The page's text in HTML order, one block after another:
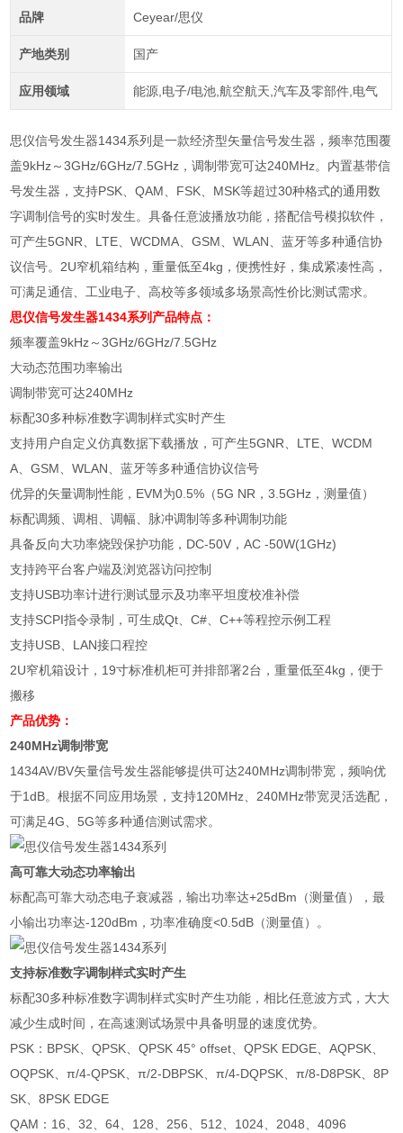
品牌 Ceyear/思仪
产地类别 国产
应用领域 能源,电子/电池,航空航天,汽车及零部件,电气
思仪信号发生器1434系列是一款经济型矢量信号发生器，频率范围覆
盖9kHz～3GHz/6GHz/7.5GHz，调制带宽可达240MHz。内置基带信
号发生器，支持PSK、QAM、FSK、MSK等超过30种格式的通用数
字调制信号的实时发生。具备任意波播放功能，搭配信号模拟软件，
可产生5GNR、LTE、WCDMA、GSM、WLAN、蓝牙等多种通信协
议信号。2U窄机箱结构，重量低至4kg，便携性好，集成紧凑性高，
可满足通信、工业电子、高校等多领域多场景高性价比测试需求。
思仪信号发生器1434系列 产品特点：
频率覆盖9kHz～3GHz/6GHz/7.5GHz
大动态范围功率输出
调制带宽可达240MHz
标配30多种标准数字调制样式实时产生
支持用户自定义仿真数据下载播放，可产生5GNR、LTE、WCDM
A、GSM、WLAN、蓝牙等多种通信协议信号
优异的矢量调制性能，EVM为0.5%（5G NR，3.5GHz，测量值）
标配调频、调相、调幅、脉冲调制等多种调制功能
具备反向大功率烧毁保护功能，DC-50V，AC -50W(1GHz)
支持跨平台客户端及浏览器访问控制
支持USB功率计进行测试显示及功率平坦度校准补偿
支持SCPI指令录制，可生成Qt、C#、C++等程控示例工程
支持USB、LAN接口程控
2U窄机箱设计，19寸标准机柜可并排部署2台，重量低至4kg，便于
搬移
产品优势：
240MHz调制带宽
1434AV/BV矢量信号发生器能够提供可达240MHz调制带宽，频响优
于1dB。根据不同应用场景，支持120MHz、240MHz带宽灵活选配，
可满足4G、5G等多种通信测试需求。
高可靠大动态功率输出
标配高可靠大动态电子衰减器，输出功率达+25dBm（测量值），最
小输出功率达-120dBm，功率准确度<0.5dB（测量值）。
支持标准数字调制样式实时产生
标配30多种标准数字调制样式实时产生功能，相比任意波方式，大大
减少生成时间，在高速测试场景中具备明显的速度优势。
PSK：BPSK、QPSK、QPSK 45° offset、QPSK EDGE、AQPSK、
OQPSK、π/4-QPSK、π/2-DBPSK、π/4-DQPSK、π/8-D8PSK、8P
SK、8PSK EDGE
QAM：16、32、64、128、256、512、1024、2048、4096